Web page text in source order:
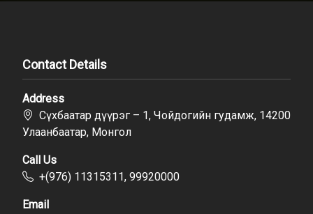
Contact Details
Address
Сүхбаатар дүүрэг – 1, Чойдогийн гудамж, 14200
Улаанбаатар, Монгол
Call Us
+(976) 11315311, 99920000
Email